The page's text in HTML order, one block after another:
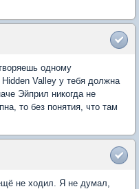
одному
Valley у тебя должна
Эйприл никогда не
то без понятия, что там
не ходил. Я не думал,